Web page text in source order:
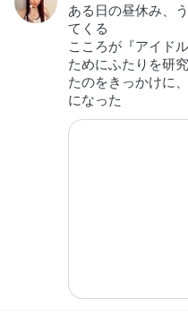
ある日の昼休み、
てくる
こころが『アイド
ためにふたりを研
たのをきっかけに
になった